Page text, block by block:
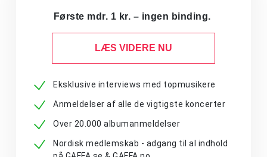
Første mdr. 1 kr. – ingen binding.
LÆS VIDERE NU
Eksklusive interviews med topmusikere
Anmeldelser af alle de vigtigste koncerter
Over 20.000 albumanmeldelser
Nordisk medlemskab - adgang til al indhold